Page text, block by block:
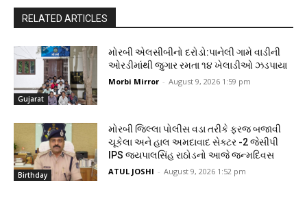
RELATED ARTICLES
Gujarat
મોરબી એલસીબીનો દરોડો:પાનેલી ગામે વાડીની
ઓરડીમાંથી જુગાર રમતા ૧૪ ખેલાડીઓ ઝડપાયા
Morbi Mirror - August 9, 2026 1:59 pm
Birthday
મોરબી જિલ્લા પોલીસ વડા તરીકે ફરજ બજાવી
ચૂકેલા અને હાલ અમદાવાદ સેક્ટર -2 જેસીપી
IPS જયપાલસિંહ રાઠોડનો આજે જન્મદિવસ
ATUL JOSHI - August 9, 2026 1:52 pm